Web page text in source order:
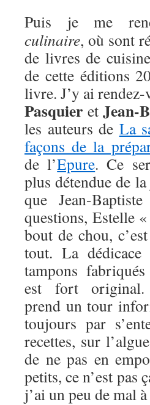
Puis je me
culinaire, où sont
de livres de
de cette éditions
livre. J’y ai rendez-
Pasquier etJean-
les auteurs de La
façons de la
de l’Epure. Ce
plus détendue de
que Jean-
questions, Estelle
bout de chou,
tout. La
tampons
est fort original.
prend un tour
toujours par
recettes, sur
de ne pas en
petits, ce n’est pas
j’ai un peu de mal